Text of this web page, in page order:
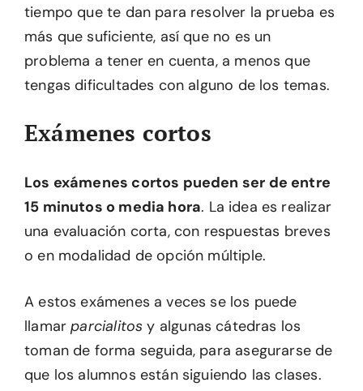
tiempo que te dan para resolver la prueba es
más que suficiente, así que no es un
problema a tener en cuenta, a menos que
tengas dificultades con alguno de los temas.
Exámenes cortos
Los exámenes cortos pueden ser de entre
15 minutos o media hora. La idea es realizar
una evaluación corta, con respuestas breves
o en modalidad de opción múltiple.
A estos exámenes a veces se los puede
llamarparcialitos y algunas cátedras los
toman de forma seguida, para asegurarse de
que los alumnos están siguiendo las clases.